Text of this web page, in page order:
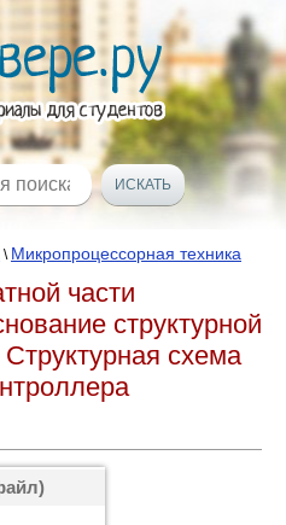
\ Микропроцессорная техника
части
структурной
схема